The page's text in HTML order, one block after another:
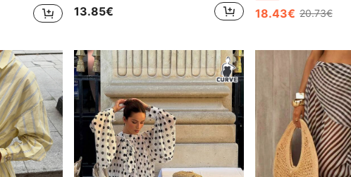
13.85€ 18.43€ 20.73€